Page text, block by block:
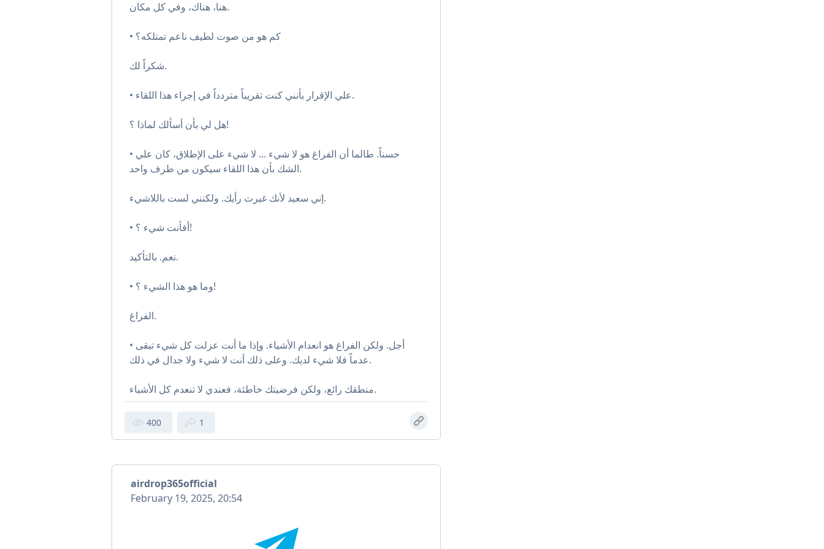
هنا، هناك، وفي كل مكان.
• كم هو من صوت لطيف ناعم تمتلكه؟
شكراً لك.
• علي الإقرار بأنني كنت تقريباً متردداً في إجراء هذا اللقاء.
هل لي بأن أسألك لماذا ؟!
• حسناً. طالما أن الفراغ هو لا شيء ... لا شيء على الإطلاق، كان علي
الشك بأن هذا اللقاء سيكون من طرف واحد.
إني سعيد لأنك غيرت رأيك. ولكنني لست باللاشيء.
• أفأنت شيء ؟!
نعم. بالتأكيد.
• وما هو هذا الشيء ؟!
الفراغ.
• أجل. ولكن الفراغ هو انعدام الأشياء. وإذا ما أنت عزلت كل شيء تبقى
عدماً فلا شيء لديك. وعلى ذلك أنت لا شيء ولا جدال في ذلك.
منطقك رائع، ولكن فرضيتك خاطئة، فعندي لا تنعدم كل الأشياء.
400 1
airdrop365official
February 19, 2025, 20:54